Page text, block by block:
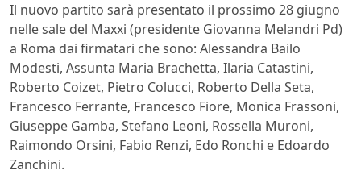
Il nuovo partito sarà presentato il prossimo 28 giugno
nelle sale del Maxxi (presidente Giovanna Melandri Pd)
a Roma dai firmatari che sono: Alessandra Bailo
Modesti, Assunta Maria Brachetta, Ilaria Catastini,
Roberto Coizet, Pietro Colucci, Roberto Della Seta,
Francesco Ferrante, Francesco Fiore, Monica Frassoni,
Giuseppe Gamba, Stefano Leoni, Rossella Muroni,
Raimondo Orsini, Fabio Renzi, Edo Ronchi e Edoardo
Zanchini.